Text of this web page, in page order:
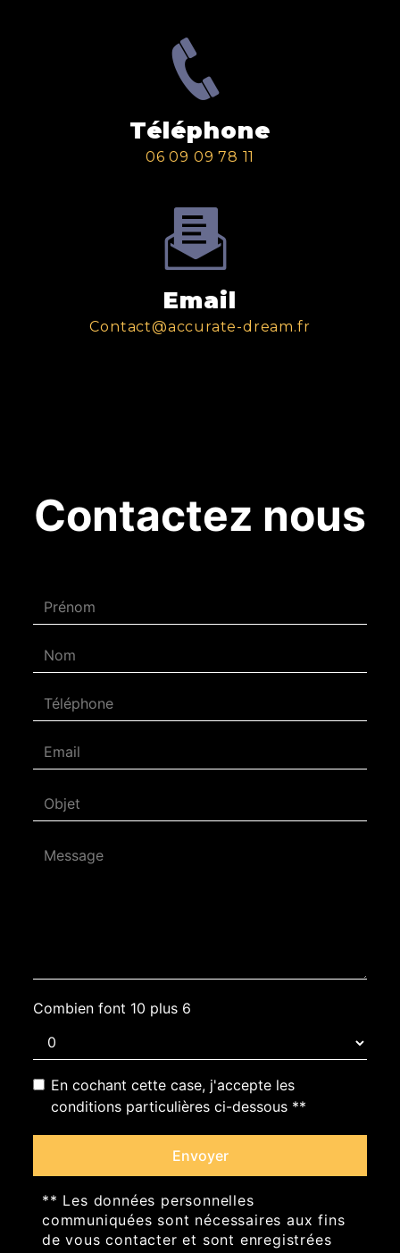
Téléphone
06 09 09 78 11
Email
contact@accurate-dream.fr
Contactez nous
Combien font 10 plus 6
En cochant cette case, j'accepte les
conditions particulières ci-dessous **
Envoyer
** Les données personnelles
communiquées sont nécessaires aux fins
de vous contacter et sont enregistrées